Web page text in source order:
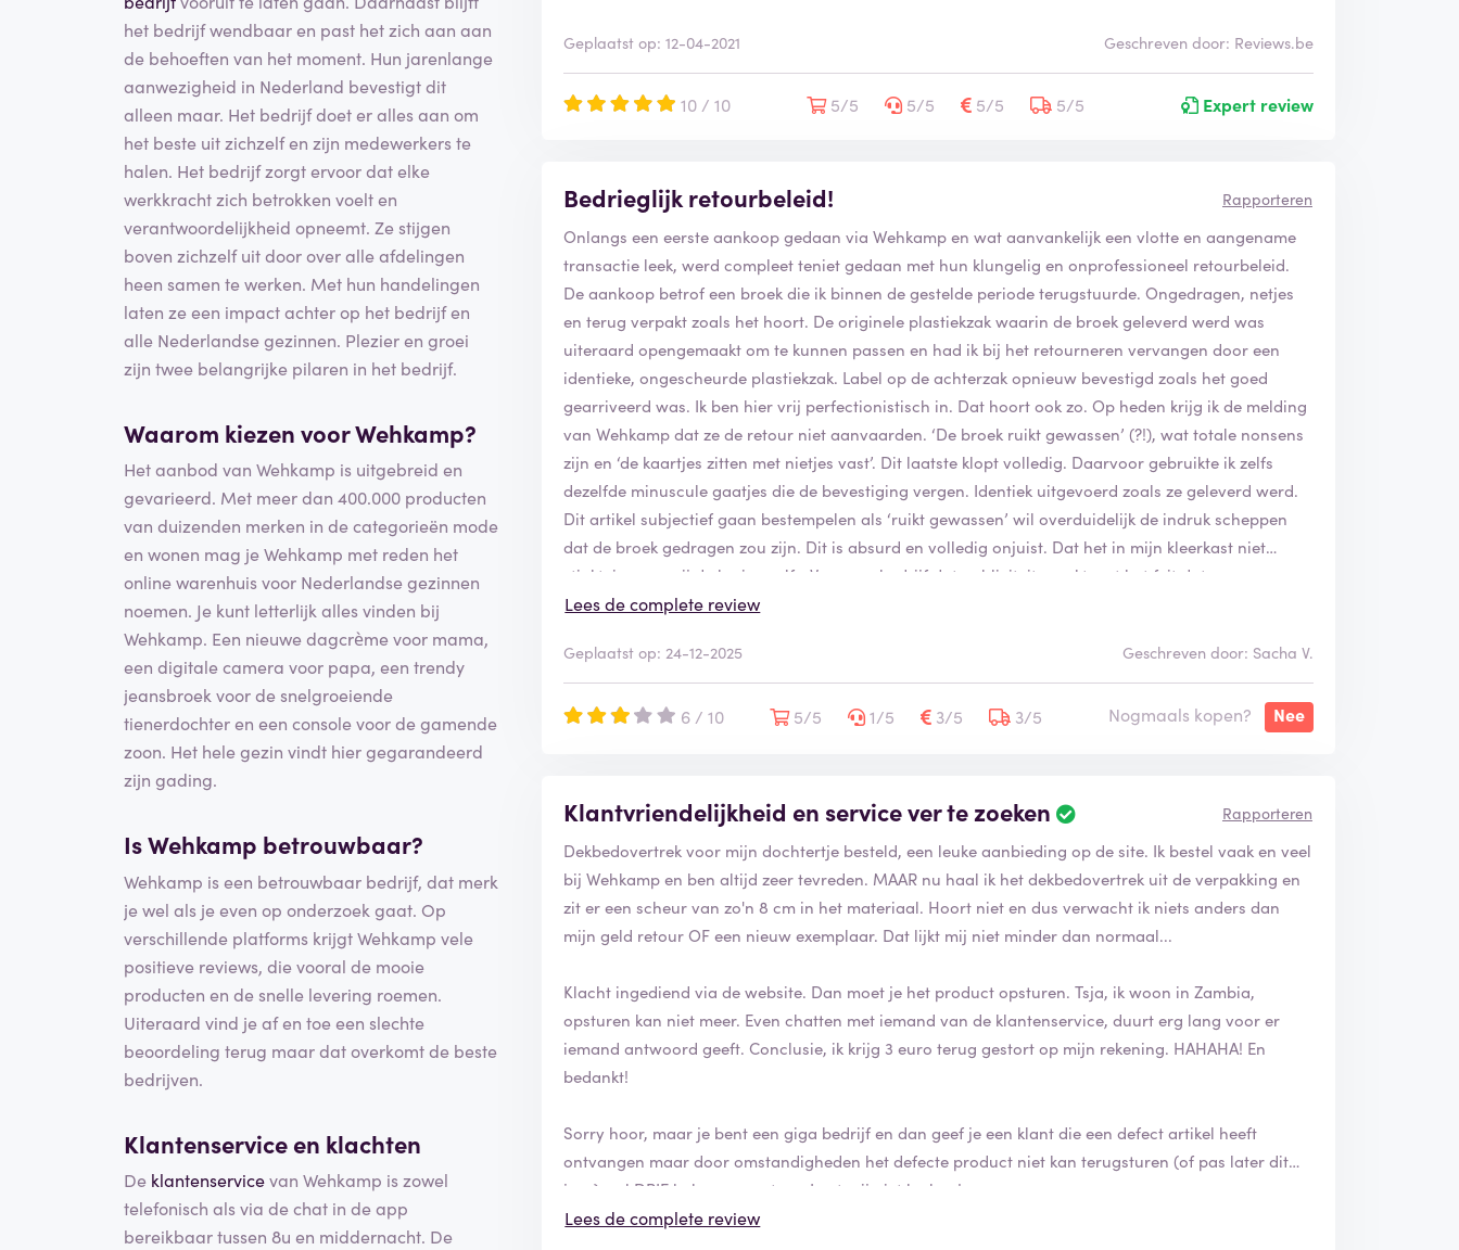
het bedrijf wendbaar en past het zich aan aan
de behoeften van het moment. Hun jarenlange
aanwezigheid in Nederland bevestigt dit
alleen maar. Het bedrijf doet er alles aan om
het beste uit zichzelf en zijn medewerkers te
halen. Het bedrijf zorgt ervoor dat elke
werkkracht zich betrokken voelt en
verantwoordelijkheid opneemt. Ze stijgen
boven zichzelf uit door over alle afdelingen
heen samen te werken. Met hun handelingen
laten ze een impact achter op het bedrijf en
alle Nederlandse gezinnen. Plezier en groei
zijn twee belangrijke pilaren in het bedrijf.
Waarom kiezen voor Wehkamp?
Het aanbod van Wehkamp is uitgebreid en
gevarieerd. Met meer dan 400.000 producten
van duizenden merken in de categorieën mode
en wonen mag je Wehkamp met reden het
online warenhuis voor Nederlandse gezinnen
noemen. Je kunt letterlijk alles vinden bij
Wehkamp. Een nieuwe dagcrème voor mama,
een digitale camera voor papa, een trendy
jeansbroek voor de snelgroeiende
tienerdochter en een console voor de gamende
zoon. Het hele gezin vindt hier gegarandeerd
zijn gading.
Is Wehkamp betrouwbaar?
Wehkamp is een betrouwbaar bedrijf, dat merk
je wel als je even op onderzoek gaat. Op
verschillende platforms krijgt Wehkamp vele
positieve reviews, die vooral de mooie
producten en de snelle levering roemen.
Uiteraard vind je af en toe een slechte
beoordeling terug maar dat overkomt de beste
bedrijven.
Klantenservice en klachten
De klantenservicevan Wehkamp is zowel
telefonisch als via de chat in de app
bereikbaar tussen 8u en middernacht. De
Geplaatst op: 12-04-2021 Geschreven door: Reviews.be
10 / 10 5/5 5/5 5/5 5/5 Expert review
Bedrieglijk retourbeleid! Rapporteren
Onlangs een eerste aankoop gedaan via Wehkamp en wat aanvankelijk een vlotte en aangename
transactie leek, werd compleet teniet gedaan met hun klungelig en onprofessioneel retourbeleid.
De aankoop betrof een broek die ik binnen de gestelde periode terugstuurde. Ongedragen, netjes
en terug verpakt zoals het hoort. De originele plastiekzak waarin de broek geleverd werd was
uiteraard opengemaakt om te kunnen passen en had ik bij het retourneren vervangen door een
identieke, ongescheurde plastiekzak. Label op de achterzak opnieuw bevestigd zoals het goed
gearriveerd was. Ik ben hier vrij perfectionistisch in. Dat hoort ook zo. Op heden krijg ik de melding
van Wehkamp dat ze de retour niet aanvaarden. ‘De broek ruikt gewassen’ (?!), wat totale nonsens
zijn en ‘de kaartjes zitten met nietjes vast’. Dit laatste klopt volledig. Daarvoor gebruikte ik zelfs
dezelfde minuscule gaatjes die de bevestiging vergen. Identiek uitgevoerd zoals ze geleverd werd.
Dit artikel subjectief gaan bestempelen als ‘ruikt gewassen’ wil overduidelijk de indruk scheppen
dat de broek gedragen zou zijn. Dit is absurd en volledig onjuist. Dat het in mijn kleerkast niet
stinkt, is voor mij de logica zelf… Voor een bedrijf dat publiciteit maakt met het feit dat ze een
verlengd retourbeleid hanteren is dit ronduit schandalig. Bedrieglijk zelfs. Ik ben hier allerminst
Lees de complete review
Geplaatst op: 24-12-2025 Geschreven door: Sacha V.
6 / 10 5/5 1/5 3/5 3/5 Nogmaals kopen? Nee
Klantvriendelijkheid en service ver te zoeken Rapporteren
Dekbedovertrek voor mijn dochtertje besteld, een leuke aanbieding op de site. Ik bestel vaak en veel
bij Wehkamp en ben altijd zeer tevreden. MAAR nu haal ik het dekbedovertrek uit de verpakking en
zit er een scheur van zo'n 8 cm in het materiaal. Hoort niet en dus verwacht ik niets anders dan
mijn geld retour OF een nieuw exemplaar. Dat lijkt mij niet minder dan normaal...
Klacht ingediend via de website. Dan moet je het product opsturen. Tsja, ik woon in Zambia,
opsturen kan niet meer. Even chatten met iemand van de klantenservice, duurt erg lang voor er
iemand antwoord geeft. Conclusie, ik krijg 3 euro terug gestort op mijn rekening. HAHAHA! En
bedankt!
Sorry hoor, maar je bent een giga bedrijf en dan geef je een klant die een defect artikel heeft
ontvangen maar door omstandigheden het defecte product niet kan terugsturen (of pas later dit
jaar) wel DRIE hele euros retour. Laat mij niet lachen!
Lees de complete review